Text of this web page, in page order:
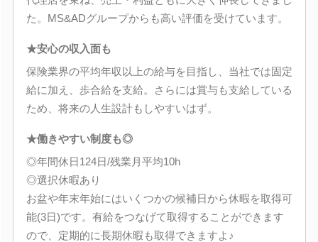
た。MS&ADグループからも高い評価を受けています。
★安心の収入面も
保険業界の平均年収以上の給与を目指し、当社では固定
給に加え、歩合給を支給。さらには賞与も支給している
ため、将来の人生設計もしやすいはず。
★働きやすい制度も◎
◎年間休日124日/残業月平均10h
◎選択休暇あり
お盆や年末年始にはいくつかの候補日から休暇を取得可
能(3日)です。有給をつなげて取得することができます
ので、定期的に長期休暇も取得できますよ♪